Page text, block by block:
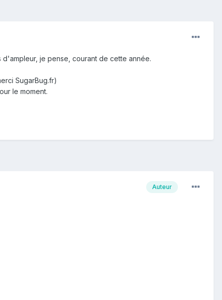
je pense, courant de cette année.
SugarBug.fr)
le moment.
Auteur